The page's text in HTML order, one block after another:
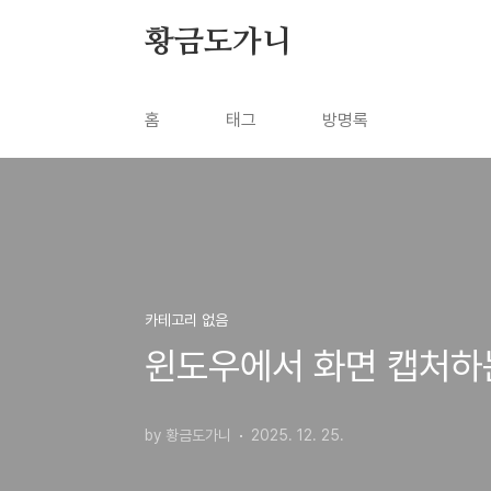
황금도가니
홈 태그 방명록
카테고리 없음
윈도우에서 화면 캡처
by 황금도가니 2025. 12. 25.